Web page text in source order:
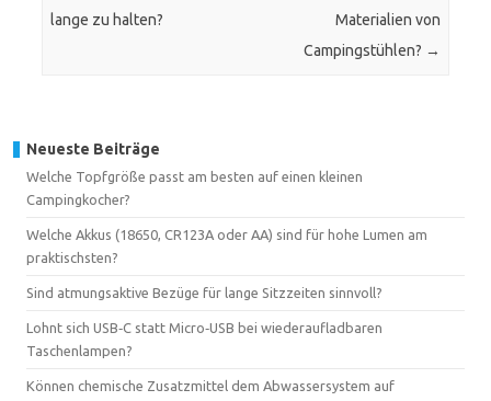
lange zu halten?
Materialien von
Campingstühlen? →
Neueste Beiträge
Welche Topfgröße passt am besten auf einen kleinen
Campingkocher?
Welche Akkus (18650, CR123A oder AA) sind für hohe Lumen am
praktischsten?
Sind atmungsaktive Bezüge für lange Sitzzeiten sinnvoll?
Lohnt sich USB‑C statt Micro‑USB bei wiederaufladbaren
Taschenlampen?
Können chemische Zusatzmittel dem Abwassersystem auf